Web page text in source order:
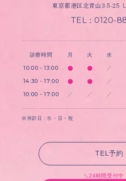
東京都港区北青山3-5-25
TEL：0120-
診療時間 月 火 水
10:00 - 13:00 ／
14:30 - 17:00 ／
10:00 - 17:00 ／ ／ ／
※休診日 : 水・日・祝
TEL予約
＼24時間受付中